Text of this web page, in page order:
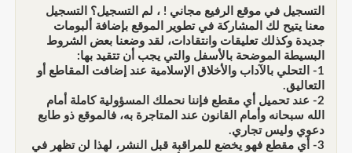
التسجيل في موقع الرفيع مجاني ! ، لم التسجيل؟ التسجيل
معنا يتيح لك المشاركة في تطوير الموقع بإضافة ألبومات
جديدة وكذلك تعليقات وانتقادات، لقد وضعنا بعض الشروط
البسيطة الموضحة بالأسفل والتي يجب أن تتقيد بها:
1- التحلي بالآداب والأخلاق الإسلامية عند إضافت المقاطع أو
التعاليق.
2- عند تحميل أي مقطع فإننا نحملك المسؤولية كاملة أمام
الله سبحانه وأمام القانون عند المتاجرة به، فالموقع ذو طابع
دعوي وليس تجاري.
3- أي مقطع فهو يخضع للمراقبة قبل النشر، لهذا لن تظهر في